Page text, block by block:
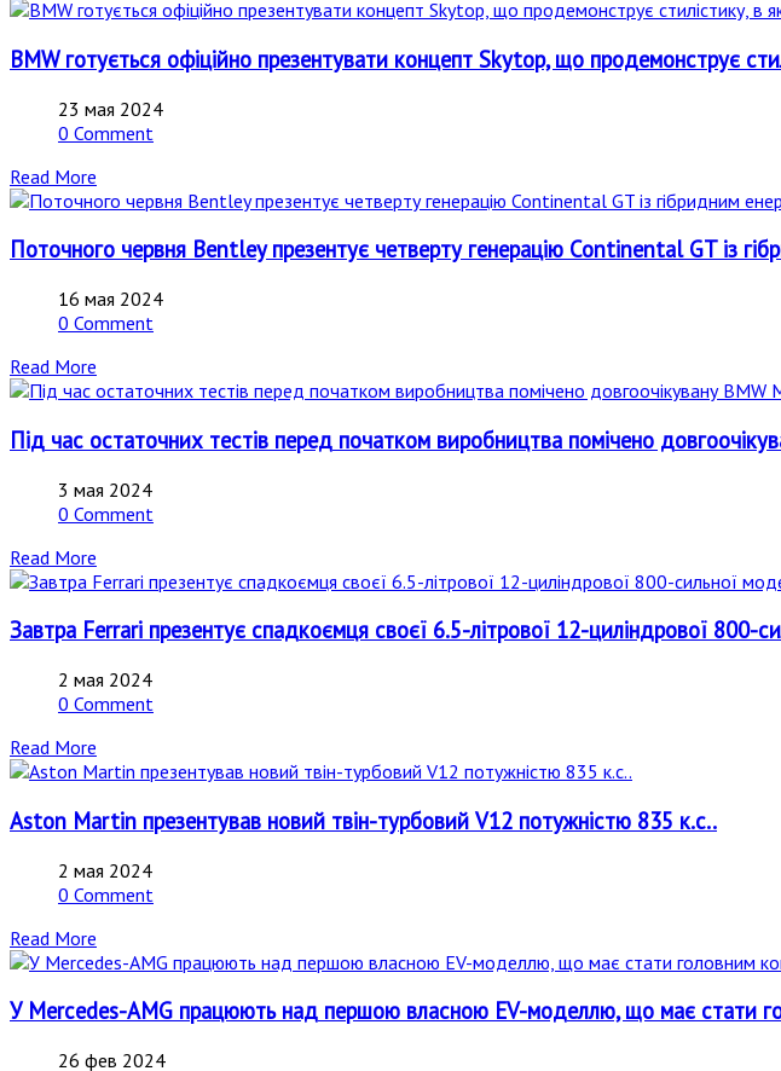
BMW готується офіційно презентувати концепт Skytop, що продемонструє
23 мая 2024
0 Comment
Read More
Поточного червня Bentley презентує четверту генерацію Continental GT із
16 мая 2024
0 Comment
Read More
Під час остаточних тестів перед початком виробництва помічено
3 мая 2024
0 Comment
Read More
Завтра Ferrari презентує спадкоємця своєї 6.5-літрової 12-циліндрової 800-
2 мая 2024
0 Comment
Read More
Aston Martin презентував новий твін-турбовий V12 потужністю 835 к.с..
2 мая 2024
0 Comment
Read More
У Mercedes-AMG працюють над першою власною EV-моделлю, що має стати
26 фев 2024